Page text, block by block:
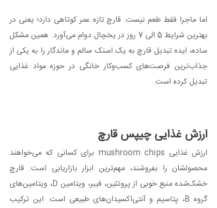
اما ماجرا فقط طعم نیست. قارچ تازه عمر کوتاهی دارد؛ یعنی در
بهترین شرایط 5 الی 7 روز در یخچال دوام می‌آورد. همین مشکل
ساده، ایده تبدیل قارچ به یک اسنک سالم و ماندگار را به یکی از
جذاب‌ترین فرصت‌های کسب‌وکار خانگی در حوزه مواد غذایی
تبدیل کرده است.
ارزش غذایی چیپس قارچ
ارزش غذایی mushroom chips برای کسانی که می‌خواهند
محصولشان را بفروشند، مهم‌ترین ابزار بازاریابی است. قارچ
خشک‌شده منبع خوبی از پروتئین، فیبر، ویتامین D، ویتامین‌های
گروه B، پتاسیم و آنتی‌اکسیدان‌های طبیعی است. این ترکیب